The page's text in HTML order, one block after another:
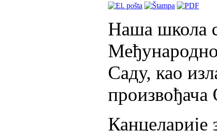
Наша школа
Саду, као
Канцеларије